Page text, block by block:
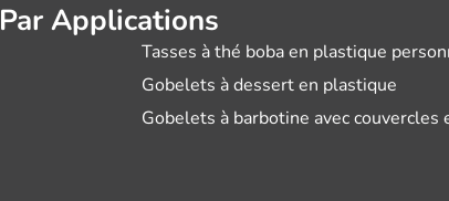
Par Applications
Tasses à thé boba en plastique
Gobelets à dessert en plastique
Gobelets à barbotine avec couvercles